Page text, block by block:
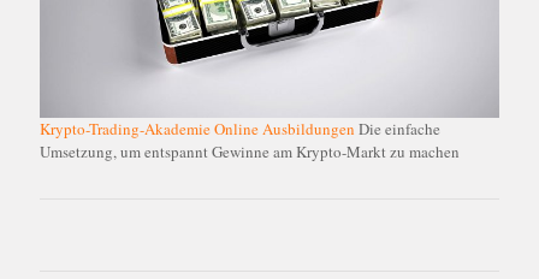
Krypto-Trading-Akademie Online Ausbildungen Die einfache
Umsetzung, um entspannt Gewinne am Krypto-Markt zu machen